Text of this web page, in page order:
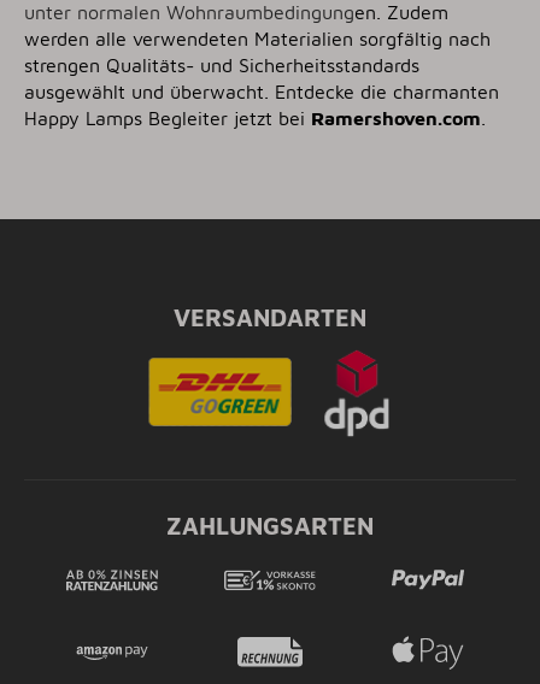
unter normalen Wohnraumbedingungen. Zudem
werden alle verwendeten Materialien sorgfältig nach
strengen Qualitäts- und Sicherheitsstandards
ausgewählt und überwacht. Entdecke die charmanten
Happy Lamps Begleiter jetzt bei Ramershoven.com
VERSANDARTEN
ZAHLUNGSARTEN